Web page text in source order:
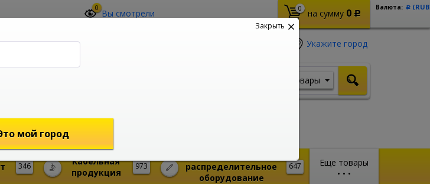
0 Вы смотрели 0 на сумму 0 Р
Валюта: Р
Укажите город
Товары
Еще товары
• • •
346 973
Кабельная
продукция
647
распределительное
оборудование
Закрыть
мой город